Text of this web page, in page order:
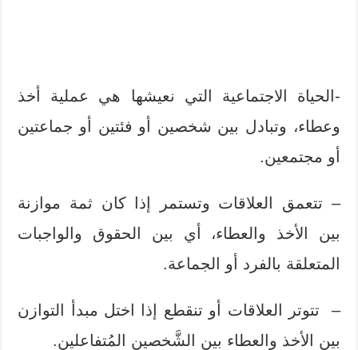
-الحياة الاجتماعية التي نعيشها هي عملية أخذ
وعطاء، وتبادل بين شخصين أو فئتين أو جماعتين
أو مجتمعين.
– تتعمق العلاقات وتستمر إذا كان ثمة موازنة
بين الأخذ والعطاء، أي بين الحقوق والواجبات
المتعلقة بالفرد أو الجماعة.
– تتوتر العلاقات أو تنقطع إذا اختل مبدأ التوازن
بين الأخذ والعطاء بين الشَّخصين المُتفاعلين.